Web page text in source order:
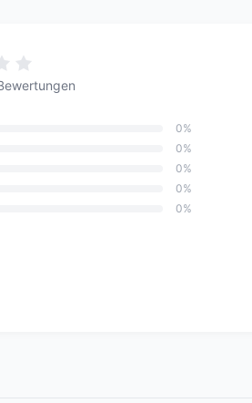
0%
0%
0%
0%
0%